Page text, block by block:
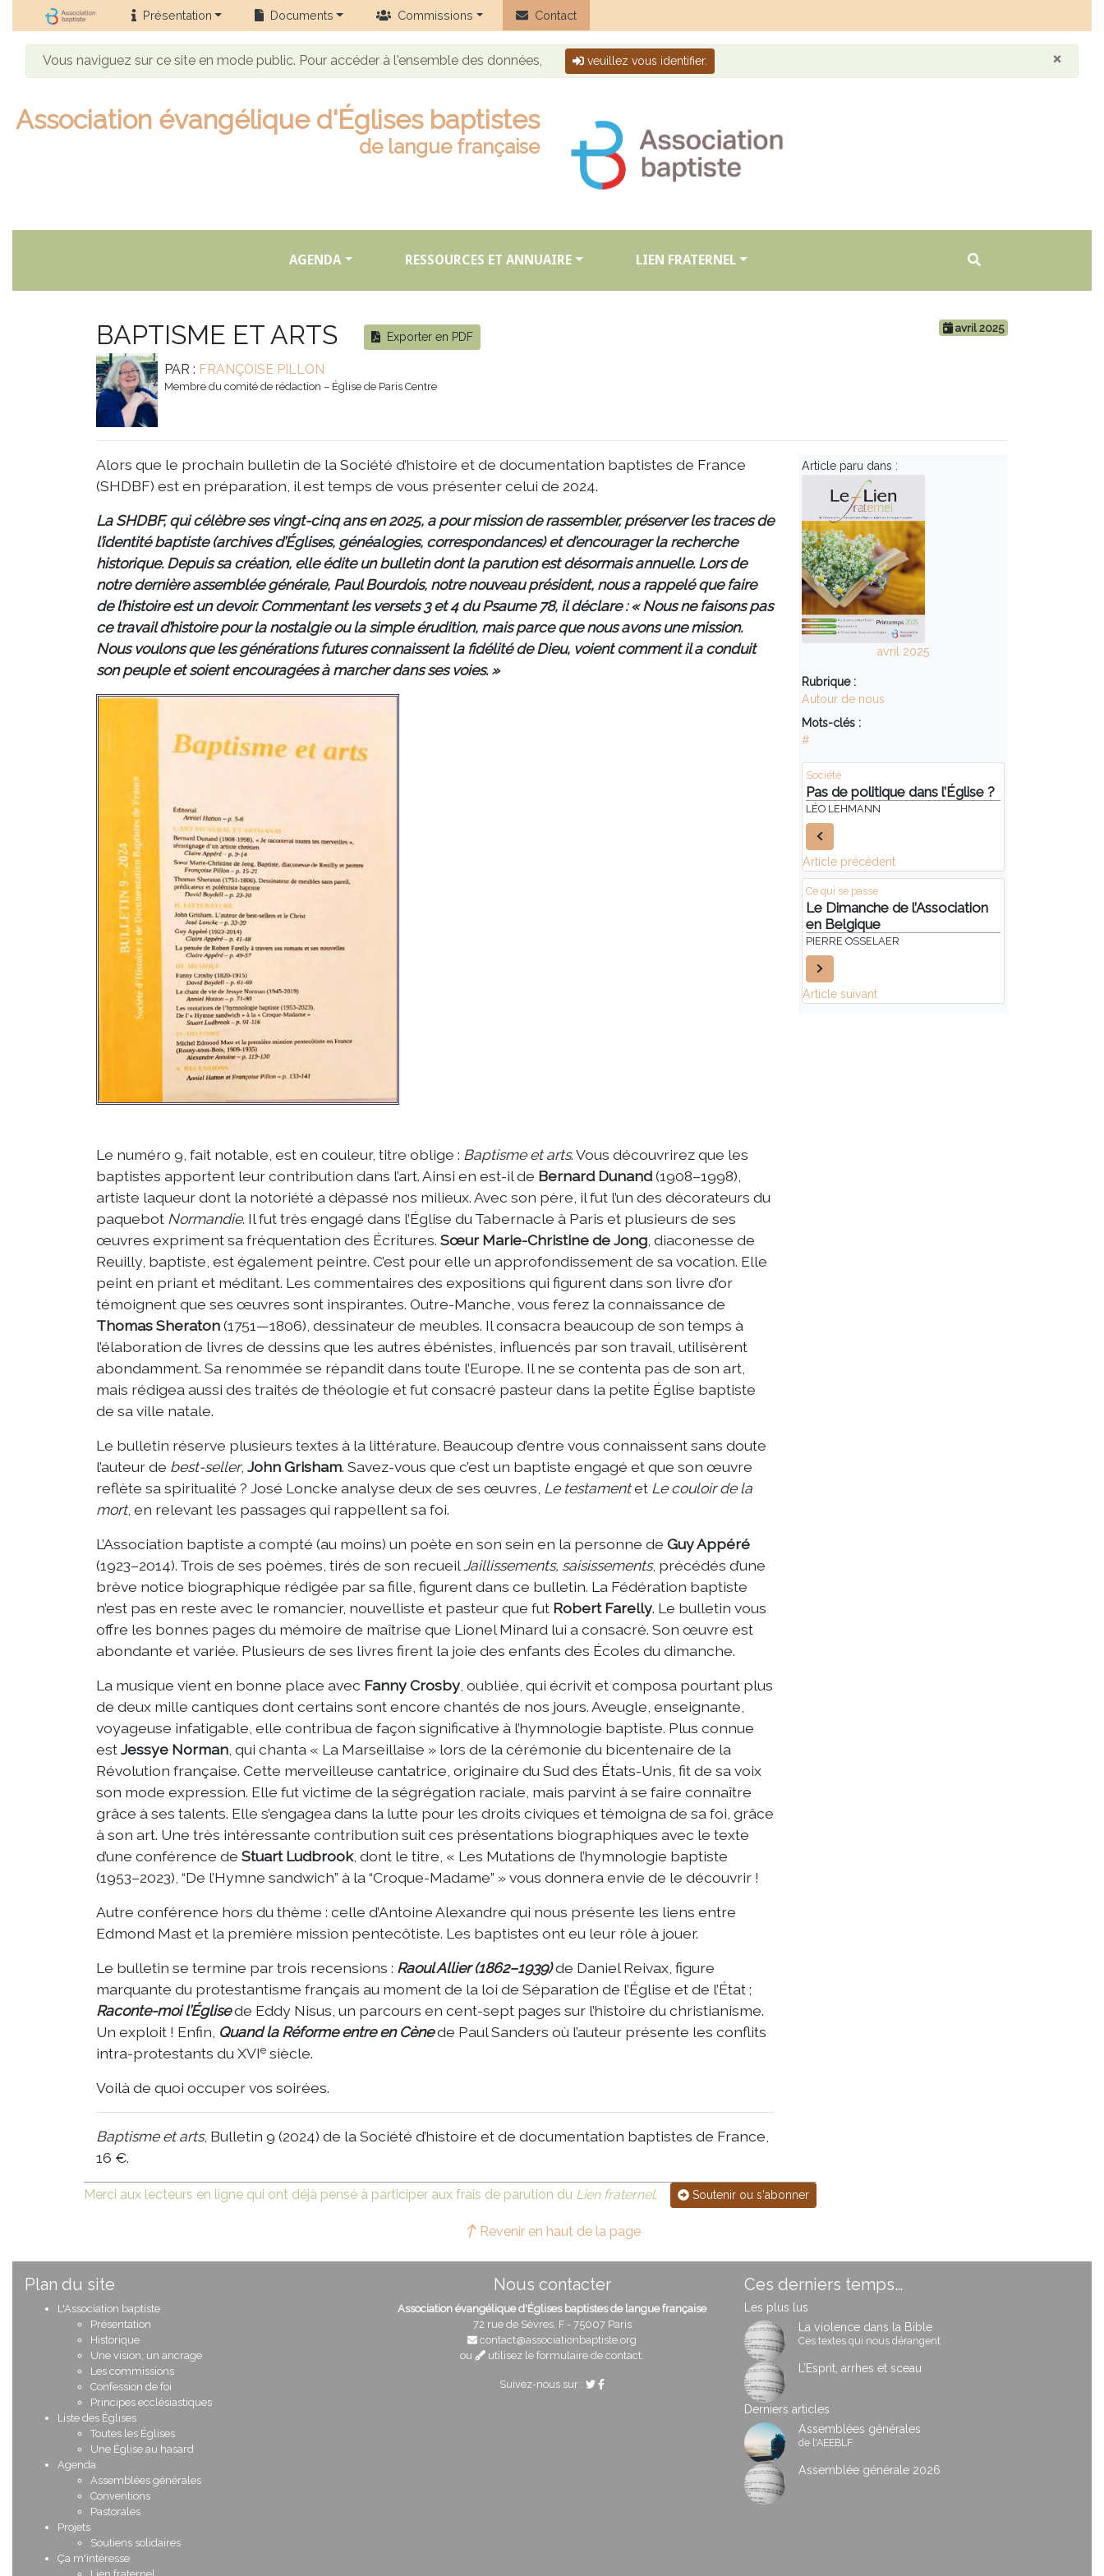
Présentation Documents Commissions Contact
Vous naviguez sur ce site en mode public. Pour accéder à l'ensemble des données, veuillez vous identifier. ×
Association évangélique d'Églises baptistes
de langue française
AGENDA RESSOURCES ET ANNUAIRE LIEN FRATERNEL
avril 2025
BAPTISME ET ARTS Exporter en PDF
PAR : FRANÇOISE PILLON
Membre du comité de rédaction – Église de Paris Centre
Alors que le prochain bulletin de la Société d’histoire et de documentation baptistes de France
(SHDBF) est en préparation, il est temps de vous présenter celui de 2024.
La SHDBF, qui célèbre ses vingt-cinq ans en 2025, a pour mission de rassembler, préserver les traces de
l’identité baptiste (archives d’Églises, généalogies, correspondances) et d’encourager la recherche
historique. Depuis sa création, elle édite un bulletin dont la parution est désormais annuelle. Lors de
notre dernière assemblée générale, Paul Bourdois, notre nouveau président, nous a rappelé que faire
de l’histoire est un devoir. Commentant les versets 3 et 4 du Psaume 78, il déclare : « Nous ne faisons pas
ce travail d’histoire pour la nostalgie ou la simple érudition, mais parce que nous avons une mission.
Nous voulons que les générations futures connaissent la fidélité de Dieu, voient comment il a conduit
son peuple et soient encouragées à marcher dans ses voies. »
Le numéro 9, fait notable, est en couleur, titre oblige : Baptisme et arts. Vous découvrirez que les
baptistes apportent leur contribution dans l’art. Ainsi en est-il de Bernard Dunand(1908–1998),
artiste laqueur dont la notoriété a dépassé nos milieux. Avec son père, il fut l’un des décorateurs du
paquebot Normandie. Il fut très engagé dans l’Église du Tabernacle à Paris et plusieurs de ses
œuvres expriment sa fréquentation des Écritures. Sœur Marie-Christine de Jong, diaconesse de
Reuilly, baptiste, est également peintre. C’est pour elle un approfondissement de sa vocation. Elle
peint en priant et méditant. Les commentaires des expositions qui figurent dans son livre d’or
témoignent que ses œuvres sont inspirantes. Outre-Manche, vous ferez la connaissance de
Thomas Sheraton(1751—1806), dessinateur de meubles. Il consacra beaucoup de son temps à
l’élaboration de livres de dessins que les autres ébénistes, influencés par son travail, utilisèrent
abondamment. Sa renommée se répandit dans toute l’Europe. Il ne se contenta pas de son art,
mais rédigea aussi des traités de théologie et fut consacré pasteur dans la petite Église baptiste
de sa ville natale.
Le bulletin réserve plusieurs textes à la littérature. Beaucoup d’entre vous connaissent sans doute
l’auteur de best-seller, John Grisham. Savez-vous que c’est un baptiste engagé et que son œuvre
reflète sa spiritualité ? José Loncke analyse deux de ses œuvres, Le testamentet Le couloir de la
mort, en relevant les passages qui rappellent sa foi.
L’Association baptiste a compté (au moins) un poète en son sein en la personne de Guy Appéré
(1923–2014). Trois de ses poèmes, tirés de son recueilJaillissements, saisissements, précédés d’une
brève notice biographique rédigée par sa fille, figurent dans ce bulletin. La Fédération baptiste
n’est pas en reste avec le romancier, nouvelliste et pasteur que fut Robert Farelly. Le bulletin vous
offre les bonnes pages du mémoire de maîtrise que Lionel Minard lui a consacré. Son œuvre est
abondante et variée. Plusieurs de ses livres firent la joie des enfants des Écoles du dimanche.
La musique vient en bonne place avec Fanny Crosby, oubliée, qui écrivit et composa pourtant plus
de deux mille cantiques dont certains sont encore chantés de nos jours. Aveugle, enseignante,
voyageuse infatigable, elle contribua de façon significative à l’hymnologie baptiste. Plus connue
estJessye Norman, qui chanta « La Marseillaise » lors de la cérémonie du bicentenaire de la
Révolution française. Cette merveilleuse cantatrice, originaire du Sud des États-Unis, fit de sa voix
son mode expression. Elle fut victime de la ségrégation raciale, mais parvint à se faire connaître
grâce à ses talents. Elle s’engagea dans la lutte pour les droits civiques et témoigna de sa foi, grâce
à son art. Une très intéressante contribution suit ces présentations biographiques avec le texte
d’une conférence de Stuart Ludbrook, dont le titre, « Les Mutations de l’hymnologie baptiste
(1953–2023), “De l’Hymne sandwich” à la “Croque-Madame” » vous donnera envie de le découvrir !
Autre conférence hors du thème : celle d’Antoine Alexandre qui nous présente les liens entre
Edmond Mast et la première mission pentecôtiste. Les baptistes ont eu leur rôle à jouer.
Le bulletin se termine par trois recensions : Raoul Allier (1862–1939)de Daniel Reivax, figure
marquante du protestantisme français au moment de la loi de Séparation de l’Église et de l’État ;
Raconte-moi l’Églisede Eddy Nisus, un parcours en cent-sept pages sur l’histoire du christianisme.
Un exploit ! Enfin, Quand la Réforme entre en Cènede Paul Sanders où l’auteur présente les conflits
intra-protestants du XVIe siècle.
Voilà de quoi occuper vos soirées.
Baptisme et arts, Bulletin 9 (2024) de la Société d’histoire et de documentation baptistes de France,
16 €.
Article paru dans :
avril 2025
Rubrique :
Autour de nous
Mots-clés :
#
Société
Pas de politique dans l’Église ?
LÉO LEHMANN
Article précédent
Ce qui se passe
Le Dimanche de l’Association
en Belgique
PIERRE OSSELAER
Article suivant
Merci aux lecteurs en ligne qui ont déjà pensé à participer aux frais de parution du Lien fraternel. Soutenir ou s'abonner
Revenir en haut de la page
Plan du site
L'Association baptiste
Présentation
Historique
Une vision, un ancrage
Les commissions
Confession de foi
Principes ecclésiastiques
Liste des Églises
Toutes les Églises
Une Église au hasard
Agenda
Assemblées générales
Conventions
Pastorales
Projets
Soutiens solidaires
Ça m'intéresse
Nous contacter
Association évangélique d'Églises baptistes de langue française
72 rue de Sèvres, F - 75007 Paris
contact@associationbaptiste.org
ou
utilisez le formulaire de contact.
Suivez-nous sur :
Ces derniers temps…
Les plus lus
La violence dans la Bible
Ces textes qui nous dérangent
L’Esprit, arrhes et sceau
Derniers articles
Assemblées générales
de l'AEEBLF
Assemblée générale 2026